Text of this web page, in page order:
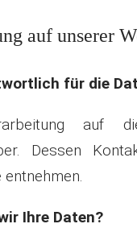
auf unserer
für die
auf
Dessen
Ihre Daten?